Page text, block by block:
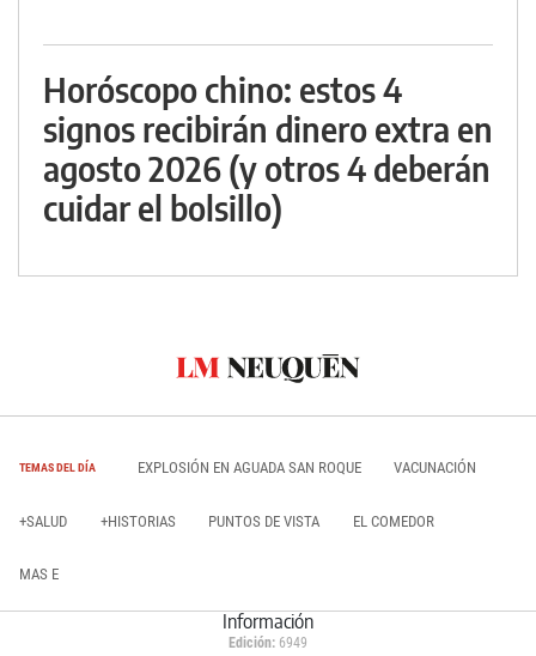
Horóscopo chino: estos 4
signos recibirán dinero extra en
agosto 2026 (y otros 4 deberán
cuidar el bolsillo)
TEMAS DEL DÍA EXPLOSIÓN EN AGUADA SAN ROQUE VACUNACIÓN
+SALUD +HISTORIAS PUNTOS DE VISTA EL COMEDOR
MAS E
Información
Edición: 6949